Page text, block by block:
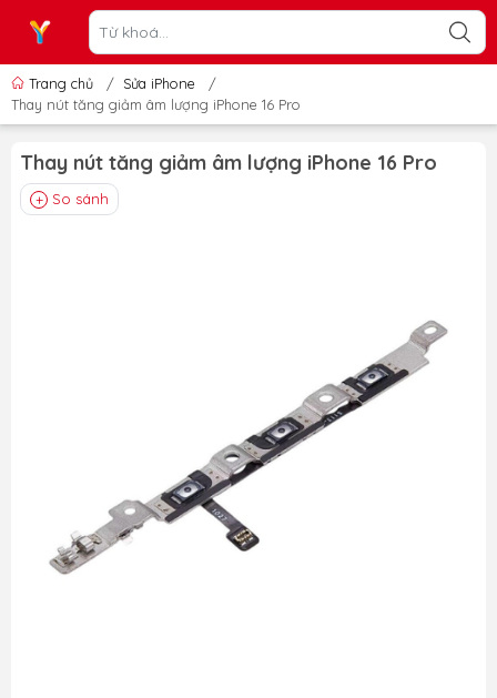
Trang chủ / Sửa iPhone
/
Thay nút tăng giảm âm lượng iPhone 16 Pro
Thay nút tăng giảm âm lượng iPhone 16 Pro
So sánh